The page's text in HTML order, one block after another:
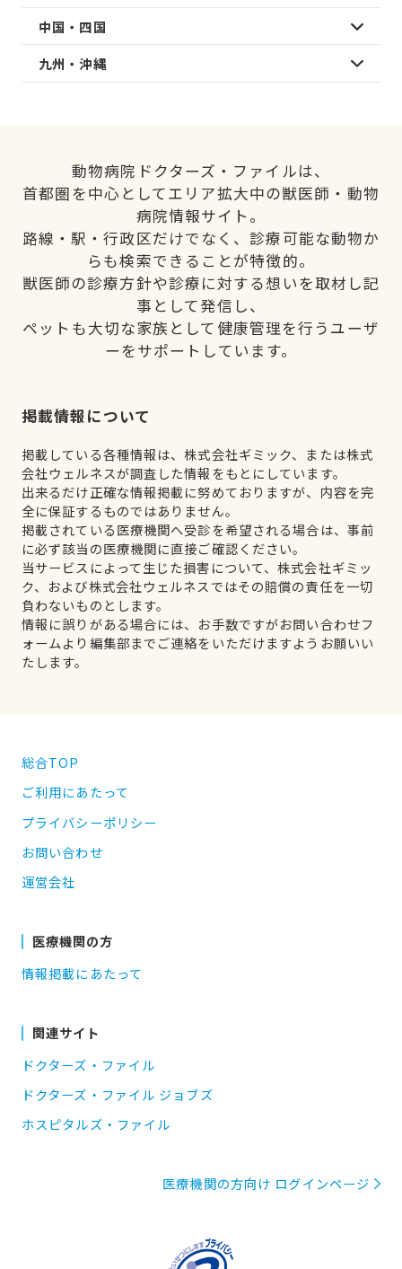
中国・四国
九州・沖縄
動物病院ドクターズ・ファイルは、
首都圏を中心としてエリア拡大中の獣医師・動物
病院情報サイト。
路線・駅・行政区だけでなく、診療可能な動物か
らも検索できることが特徴的。
獣医師の診療方針や診療に対する想いを取材し記
事として発信し、
ペットも大切な家族として健康管理を行うユーザ
ーをサポートしています。
掲載情報について
掲載している各種情報は、株式会社ギミック、または株式
会社ウェルネスが調査した情報をもとにしています。
出来るだけ正確な情報掲載に努めておりますが、内容を完
全に保証するものではありません。
掲載されている医療機関へ受診を希望される場合は、事前
に必ず該当の医療機関に直接ご確認ください。
当サービスによって生じた損害について、株式会社ギミッ
ク、および株式会社ウェルネスではその賠償の責任を一切
負わないものとします。
情報に誤りがある場合には、お手数ですがお問い合わせフ
ォームより編集部までご連絡をいただけますようお願いい
たします。
総合TOP
ご利用にあたって
プライバシーポリシー
お問い合わせ
運営会社
医療機関の方
情報掲載にあたって
関連サイト
ドクターズ・ファイル
ドクターズ・ファイル ジョブズ
ホスピタルズ・ファイル
医療機関の方向け ログインページ